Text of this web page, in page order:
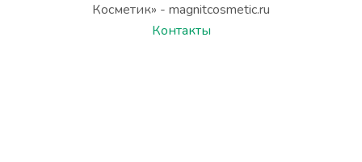
Косметик» - magnitcosmetic.ru
Контакты